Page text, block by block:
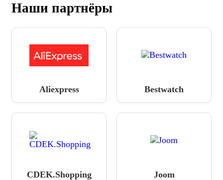
Наши партнёры
Aliexpress Bestwatch
CDEK.Shopping Joom